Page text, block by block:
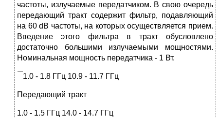
частоты, излучаемые передатчиком. В свою очередь
передающий тракт содержит фильтр, подавляющий
на 60 dB частоты, на которых осуществляется прием.
Введение этого фильтра в тракт обусловлено
достаточно большими излучаемыми мощностями.
Номинальная мощность передатчика - 1 Вт.
1.0 - 1.8 ГГц 10.9 - 11.7 ГГц
Передающий тракт
1.0 - 1.5 ГГц 14.0 - 14.7 ГГц